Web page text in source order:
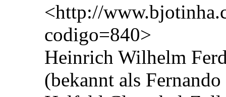
<http://
codigo=840>
Heinrich Wilhelm
(bekannt als